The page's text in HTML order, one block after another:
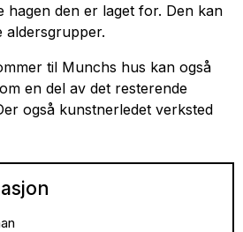
hagen den er laget for. Den kan
aldersgrupper.
til Munchs hus kan også
en del av det resterende
også kunstnerledet verksted